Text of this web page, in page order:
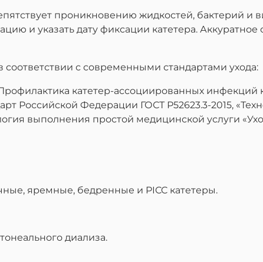
проникновению жидкостей, бактерий
и указать дату фиксации катетера.
с современными стандартами ухода:
катетер-ассоциированных инфекций
Российской Федерации ГОСТ Р52623.3-2015,
выполнения простой медицинской услуги
яремные, бедренные и PICC катетеры.
диализа.